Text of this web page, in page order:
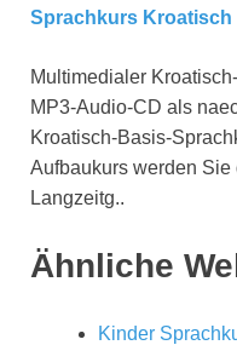
Sprachkurs Kroatisch
Multimedialer
MP3-Audio-CD als
Kroatisch-Basis-
Aufbaukurs werden
Langzeitg..
Ähnliche
Kinder